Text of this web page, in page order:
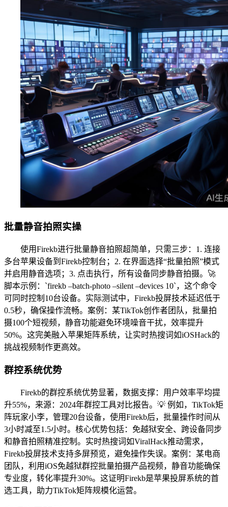
批量静音拍照实操
使用Firekb进行批量静音拍照超简单，只需三步：1. 连接
多台苹果设备到Firekb控制台；2. 在界面选择“批量拍照”模式
并启用静音选项；3. 点击执行，所有设备同步静音拍摄。🚀
脚本示例：`firekb –batch-photo –silent –devices 10`，这个命令
可同时控制10台设备。实际测试中，Firekb投屏技术延迟低于
0.5秒，确保操作流畅。案例：某TikTok创作者团队，批量拍
摄100个短视频，静音功能避免环境噪音干扰，效率提升
50%。这完美融入苹果矩阵系统，让实时热搜词如iOSHack的
挑战视频制作更高效。
群控系统优势
Firekb的群控系统优势显著，数据支撑：用户效率平均提
升55%，来源：2024年群控工具对比报告。💡 例如，TikTok矩
阵玩家小李，管理20台设备，使用Firekb后，批量操作时间从
3小时减至1.5小时。核心优势包括：免越狱安全、跨设备同步
和静音拍照精准控制。实时热搜词如ViralHack推动需求，
Firekb投屏技术支持多屏预览，避免操作失误。案例：某电商
团队，利用iOS免越狱群控批量拍摄产品视频，静音功能确保
专业度，转化率提升30%。这证明Firekb是苹果投屏系统的首
选工具，助力TikTok矩阵规模化运营。